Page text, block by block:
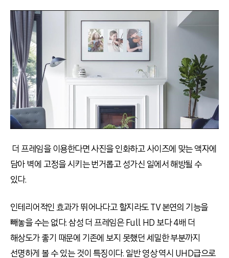
더 프레임을 이용한다면 사진을 인화하고 사이즈에 맞는 액자에
담아 벽에 고정을 시키는 번거롭고 성가신 일에서 해방될 수
있다.
인테리어적인 효과가 뛰어나다고 할지라도 TV 본연의 기능을
빼놓을 수는 없다. 삼성 더 프레임은 Full HD 보다 4배 더
해상도가 좋기 때문에 기존에 보지 못했던 세밀한 부분까지
선명하게 볼 수 있는 것이 특징이다. 일반 영상 역시 UHD급으로